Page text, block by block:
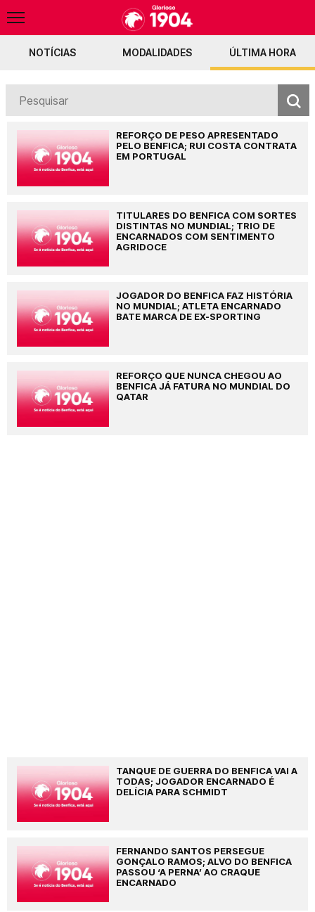
Fenerbahçe envia 50M por Pavlidis Bayern admite negociações com o
NOTÍCIAS MODALIDADES ÚLTIMA HORA
REFORÇO DE PESO APRESENTADO
PELO BENFICA; RUI COSTA CONTRATA
EM PORTUGAL
TITULARES DO BENFICA COM SORTES
DISTINTAS NO MUNDIAL; TRIO DE
ENCARNADOS COM SENTIMENTO
AGRIDOCE
JOGADOR DO BENFICA FAZ HISTÓRIA
NO MUNDIAL; ATLETA ENCARNADO
BATE MARCA DE EX-SPORTING
REFORÇO QUE NUNCA CHEGOU AO
BENFICA JÁ FATURA NO MUNDIAL DO
QATAR
TANQUE DE GUERRA DO BENFICA VAI A
TODAS; JOGADOR ENCARNADO É
DELÍCIA PARA SCHMIDT
FERNANDO SANTOS PERSEGUE
GONÇALO RAMOS; ALVO DO BENFICA
PASSOU ‘A PERNA’ AO CRAQUE
ENCARNADO